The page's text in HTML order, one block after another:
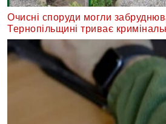
Очисні споруди могли
Тернопільщині триває